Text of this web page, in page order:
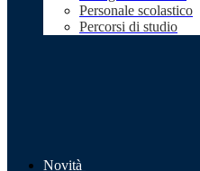
Personale scolastico
Percorsi di studio
Novità